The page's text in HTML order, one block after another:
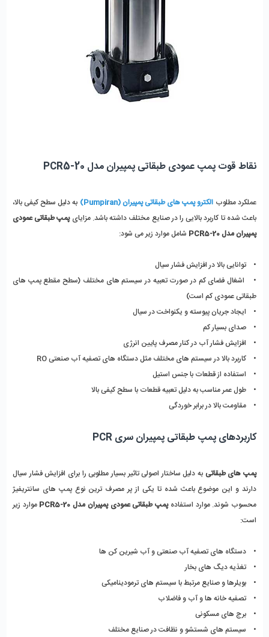
نقاط قوت پمپ عمودی طبقاتی پمپیران مدل PCR5-20
عملکرد مطلوب الکترو پمپ های طبقاتی پمپیران (Pumpiran)
باعث شده تا کاربرد بالایی را در صنایع مختلف داشته باشد. مزایای
پمپیران مدل PCR5-20
شامل موارد زیر می شود:
•    توانایی بالا در افزایش فشار سیال
طبقاتی عمودی کم است)
•    ایجاد جریان پیوسته و یکنواخت در سیال
•    صدای بسیار کم
•    افزایش فشار آب در کنار مصرف پایین انرژی
•    کاربرد بالا در سیستم های مختلف مثل دستگاه های تصفیه آب صنعتی RO
•    استفاده از قطعات با جنس استیل
•    طول عمر مناسب به دلیل تعبیه قطعات با سطح کیفی بالا
•    مقاومت بالا در برابر خوردگی
کاربردهای پمپ طبقاتی پمپیران سری PCR
پمپ های طبقاتی
محسوب شوند. موارد استفاده پمپ طبقاتی عمودی پمپیران مدل PCR5-20
است:
•    دستگاه های تصفیه آب صنعتی و آب شیرین کن ها
•    تغذیه دیگ های بخار
•    بویلرها و صنایع مرتبط با سیستم های ترمودینامیکی
•    تصفیه خانه ها و آب و فاضلاب
•    برج های مسکونی
•    سیستم های شستشو و نظافت در صنایع مختلف